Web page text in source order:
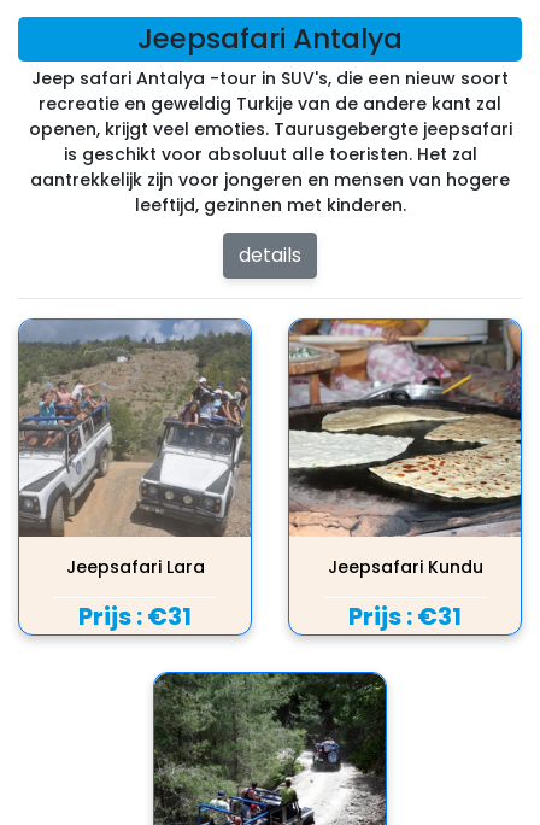
Jeepsafari Antalya
Jeep safari Antalya -tour in SUV's, die een nieuw soort
recreatie en geweldig Turkije van de andere kant zal
openen, krijgt veel emoties. Taurusgebergte jeepsafari
is geschikt voor absoluut alle toeristen. Het zal
aantrekkelijk zijn voor jongeren en mensen van hogere
leeftijd, gezinnen met kinderen.
details
Jeepsafari Lara
Prijs :€31
Jeepsafari Kundu
Prijs :€31